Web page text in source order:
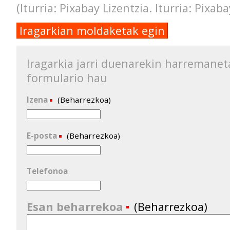
(Iturria: Pixabay Lizentzia. Iturria:
Iragarkian moldaketak egin
Iragarkia jarri duenarekin
formulario hau
Izena (Beharrezkoa)
E-posta (Beharrezkoa)
Telefonoa
Esan beharrekoa (Beharrezkoa)